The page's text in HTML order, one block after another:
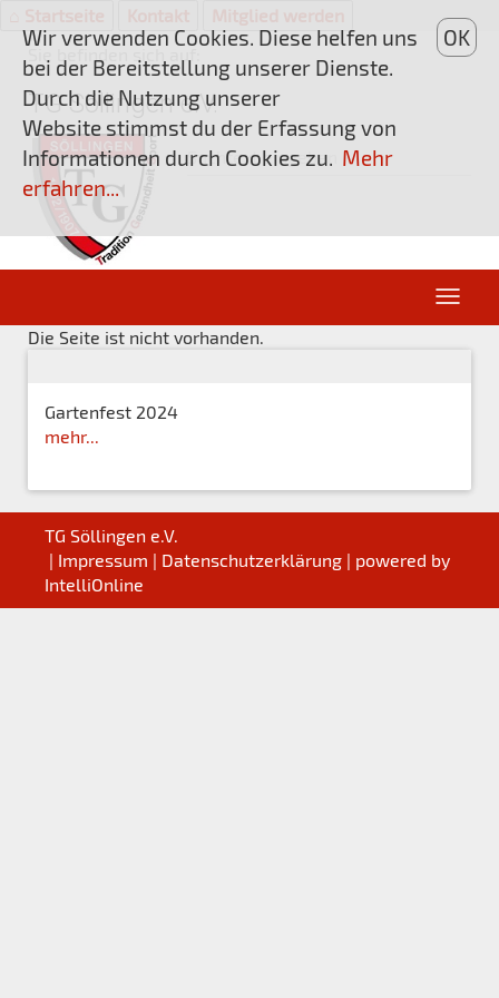
TG Söllingen e.V.
Die Seite ist nicht vorhanden.
Gartenfest 2024
mehr...
TG Söllingen e.V.
| Impressum | Datenschutzerklärung | powered by
IntelliOnline
Wir verwenden Cookies. Diese helfen uns
bei der Bereitstellung unserer Dienste.
Durch die Nutzung unserer
Website stimmst du der Erfassung von
Informationen durch Cookies zu. Mehr
erfahren...
OK